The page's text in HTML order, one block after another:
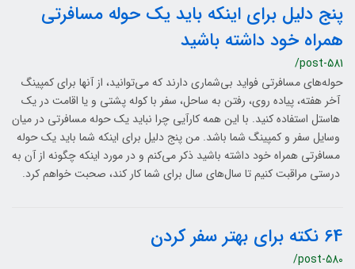
پنج دلیل برای اینکه باید یک حوله مسافرتی
همراه خود داشته باشید
/post-581
حوله‌های مسافرتی فواید بی‌شماری دارند که می‌توانید، از آنها برای کمپینگ
آخر هفته، پیاده روی، رفتن به ساحل، سفر با کوله پشتی و یا اقامت در یک
هاستل استفاده کنید. با این همه کارآیی چرا نباید یک حوله مسافرتی در میان
وسایل سفر و کمپینگ شما باشد. من پنج دلیل برای اینکه شما باید یک حوله
مسافرتی همراه خود داشته باشید ذکر می‌کنم و در مورد اینکه چگونه از آن به
درستی مراقبت کنیم تا سال‌های سال برای شما کار کند، صحبت خواهم کرد.
64 نکته برای بهتر سفر کردن
/post-580